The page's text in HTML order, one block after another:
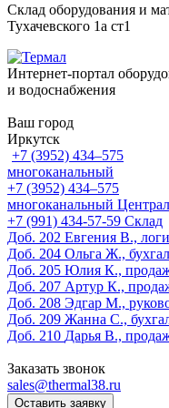
Склад оборудования и
Тухачевского 1а ст1
Интернет-портал
и водоснабжения
Ваш город
Иркутск
+7 (3952) 434‒575
многоканальный
+7 (3952) 434‒575
многоканальный
‎+7 (991) 434-57-59 Склад
Доб. 202 Евгения В.,
Доб. 204 Ольга Ж.,
Доб. 205 Юлия К.,
Доб. 207 Артур К.,
Доб. 208 Эдгар М.,
Доб. 209 Жанна С.,
Доб. 210 Дарья В.,
Заказать звонок
sales@thermal38.ru
Оставить заявку